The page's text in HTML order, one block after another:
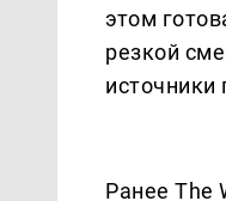
этом
резкой
источники
Ранее The